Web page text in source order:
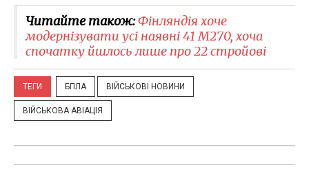
Читайте також:Фінляндія хоче
модернізувати усі наявні 41 M270, хоча
спочатку йшлось лише про 22 стройові
ТЕГИ БПЛА ВІЙСЬКОВІ НОВИНИ
ВІЙСЬКОВА АВІАЦІЯ